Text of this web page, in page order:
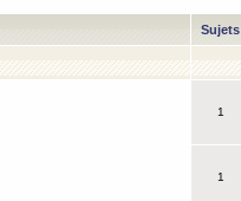
Sujets
1
1